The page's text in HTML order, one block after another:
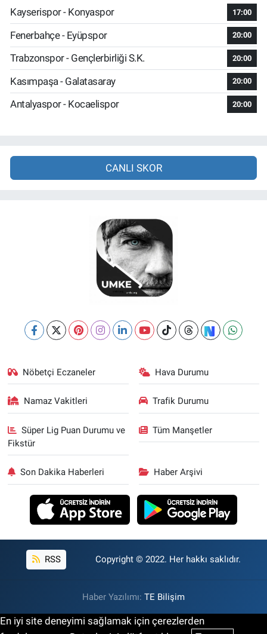
Kayserispor - Konyaspor
17:00
Fenerbahçe - Eyüpspor 20:00
Trabzonspor - Gençlerbirliği S.K. 20:00
Kasımpaşa - Galatasaray 20:00
Antalyaspor - Kocaelispor 20:00
CANLI SKOR
Nöbetçi Eczaneler Hava Durumu
Namaz Vakitleri Trafik Durumu
Süper Lig Puan Durumu ve
Fikstür
Tüm Manşetler
Son Dakika Haberleri Haber Arşivi
RSS Copyright © 2022. Her hakkı saklıdır.
Haber Yazılımı: TE Bilişim
En iyi site deneyimi sağlamak için çerezlerden